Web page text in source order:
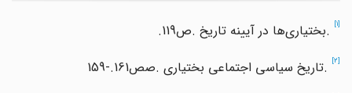
.بختیاریها در آیینه تاریخ.ص.119
.تاریخ سیاسی اجتماعی بختیاری.صص159-.161